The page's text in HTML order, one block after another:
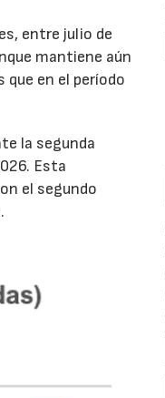
entre julio de
mantiene aún
en el período
la segunda
Esta
el segundo